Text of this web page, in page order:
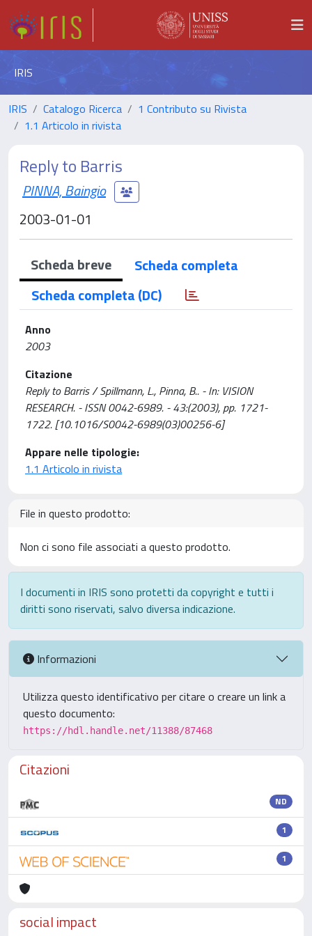
IRIS
IRIS Catalogo Ricerca
1 Contributo su Rivista
1.1 Articolo in rivista
Reply to Barris
PINNA, Baingio
2003-01-01
Scheda breve
Scheda completa
Scheda completa (DC)
Anno
2003
Citazione
Reply to Barris / Spillmann, L., Pinna, B.. - In: VISION
RESEARCH. - ISSN 0042-6989. - 43:(2003), pp. 1721-
1722. [10.1016/S0042-6989(03)00256-6]
Appare nelle tipologie:
1.1 Articolo in rivista
File in questo prodotto:
Non ci sono file associati a questo prodotto.
I documenti in IRIS sono protetti da copyright e tutti i
diritti sono riservati, salvo diversa indicazione.
Informazioni
Utilizza questo identificativo per citare o creare un link a
questo documento:
https://hdl.handle.net/11388/87468
Citazioni
ND
1
1
social impact